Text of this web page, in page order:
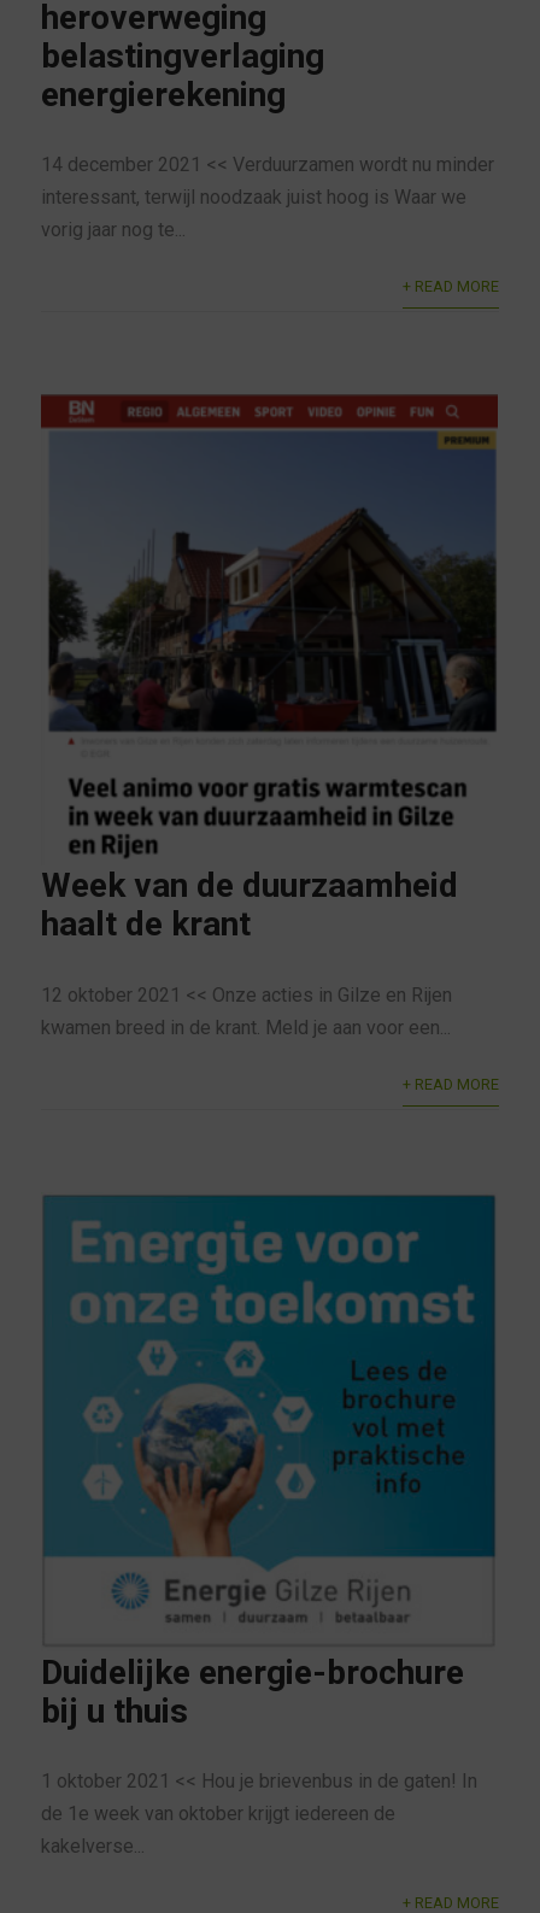
heroverweging
belastingverlaging
energierekening
14 december 2021 << Verduurzamen wordt nu minder
interessant, terwijl noodzaak juist hoog is Waar we
vorig jaar nog te...
+ READ MORE
Week van de duurzaamheid
haalt de krant
12 oktober 2021 << Onze acties in Gilze en Rijen
kwamen breed in de krant. Meld je aan voor een...
+ READ MORE
Duidelijke energie-brochure
bij u thuis
1 oktober 2021 << Hou je brievenbus in de gaten! In
de 1e week van oktober krijgt iedereen de
kakelverse...
+ READ MORE